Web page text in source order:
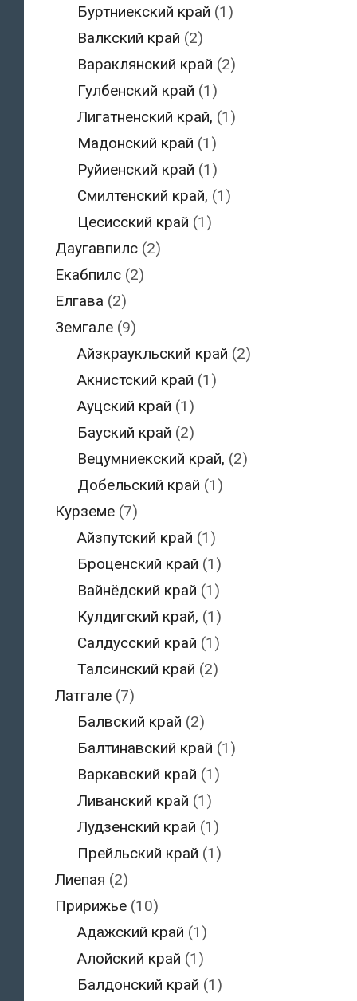
Буртниекский край (1)
Валкский край (2)
Вараклянский край (2)
Гулбенский край (1)
Лигатненский край, (1)
Мадонский край (1)
Руйиенский край (1)
Смилтенский край, (1)
Цесисский край (1)
Даугавпилс(2)
Екабпилс(2)
Елгава (2)
Земгале(9)
Айзкраукльский край (2)
Акнистский край (1)
Ауцский край (1)
Бауский край (2)
Вецумниекский край, (2)
Добельский край (1)
Курземе(7)
Айзпутский край (1)
Броценский край (1)
Вайнёдский край (1)
Кулдигский край, (1)
Салдусский край (1)
Талсинский край (2)
Латгале(7)
Балвский край (2)
Балтинавский край (1)
Варкавский край (1)
Ливанский край (1)
Лудзенский край (1)
Прейльский край (1)
Лиепая (2)
Пририжье(10)
Адажский край (1)
Алойский край (1)
Балдонский край (1)